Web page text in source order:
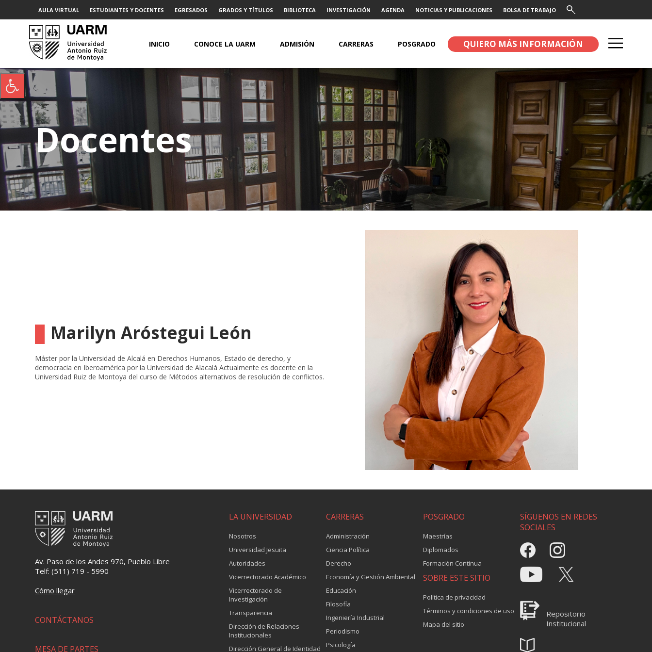
AULA VIRTUAL ESTUDIANTES Y DOCENTES EGRESADOS GRADOS Y TÍTULOS BIBLIOTECA INVESTIGACIÓN AGENDA NOTICIAS Y PUBLICACIONES BOLSA DE TRABAJO
INICIO CONOCE LA UARM ADMISIÓN CARRERAS POSGRADO QUIERO MÁS INFORMACIÓN
Docentes
Marilyn Aróstegui León
Máster por la Universidad de Alcalá en Derechos Humanos, Estado de derecho, y
democracia en Iberoamérica por la Universidad de Alacalá Actualmente es docente en la
Universidad Ruiz de Montoya del curso de Métodos alternativos de resolución de conflictos.
Av. Paso de los Andes 970, Pueblo Libre
Telf: (511) 719 - 5990
Cómo llegar
CONTÁCTANOS
MESA DE PARTES
LA UNIVERSIDAD
Nosotros
Universidad Jesuita
Autoridades
Vicerrectorado Académico
Vicerrectorado de
Investigación
Transparencia
Dirección de Relaciones
Institucionales
Dirección General de Identidad
CARRERAS
Administración
Ciencia Política
Derecho
Economía y Gestión Ambiental
Educación
Filosofía
Ingeniería Industrial
Periodismo
Psicología
POSGRADO
Maestrías
Diplomados
Formación Continua
SOBRE ESTE SITIO
Política de privacidad
Términos y condiciones de uso
Mapa del sitio
SÍGUENOS EN REDES
SOCIALES
Repositorio
Institucional